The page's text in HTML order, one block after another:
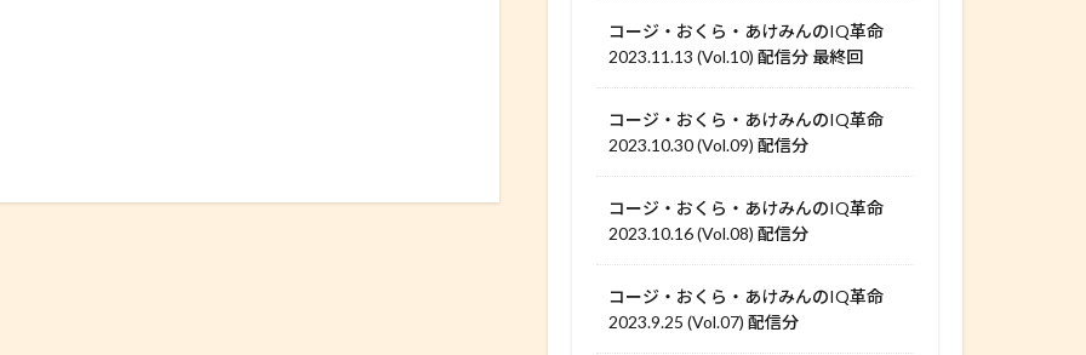
コージ・おくら・あけみんのIQ革命
2023.11.13 (Vol.10) 配信分 最終回
コージ・おくら・あけみんのIQ革命
2023.10.30 (Vol.09) 配信分
コージ・おくら・あけみんのIQ革命
2023.10.16 (Vol.08) 配信分
コージ・おくら・あけみんのIQ革命
2023.9.25 (Vol.07) 配信分